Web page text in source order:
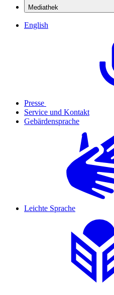
Mediathek
English
Presse
Service und Kontakt
Gebärdensprache
Leichte Sprache